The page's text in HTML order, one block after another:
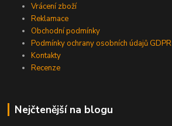
Vrácení zboží
Reklamace
Obchodní podmínky
Podmínky ochrany osobních údajů GDPR
Kontakty
Recenze
Nejčtenější na blogu